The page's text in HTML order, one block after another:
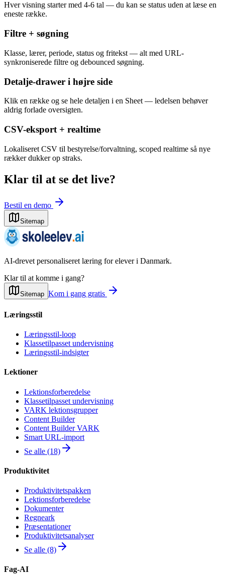
Hver visning starter med 4-6 tal — du kan se status uden at læse en
eneste række.
Filtre + søgning
Klasse, lærer, periode, status og fritekst — alt med URL-
synkroniserede filtre og debounced søgning.
Detalje-drawer i højre side
Klik en række og se hele detaljen i en Sheet — ledelsen behøver
aldrig forlade oversigten.
CSV-eksport + realtime
Lokaliseret CSV til bestyrelse/forvaltning, scoped realtime så nye
rækker dukker op straks.
Klar til at se det live?
Bestil en demo
Sitemap
AI-drevet personaliseret læring for elever i Danmark.
Klar til at komme i gang?
Sitemap Kom i gang gratis
Læringsstil
Læringsstil-loop
Klassetilpasset undervisning
Læringsstil-indsigter
Lektioner
Lektionsforberedelse
Klassetilpasset undervisning
VARK lektionsgrupper
Content Builder
Content Builder VARK
Smart URL-import
Se alle (18)
Produktivitet
Produktivitetspakken
Lektionsforberedelse
Dokumenter
Regneark
Præsentationer
Produktivitetsanalyser
Se alle (8)
Fag-AI